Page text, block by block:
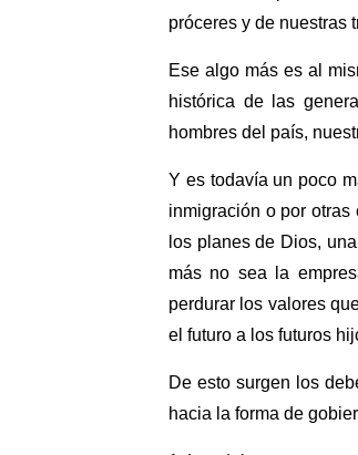
próceres y de nuestras
Ese algo más es al
histórica de las
hombres del país,
Y es todavía un poco
inmigración o por otras
los planes de Dios,
más no sea la
perdurar los valores
el futuro a los futuros
De esto surgen los
hacia la forma de